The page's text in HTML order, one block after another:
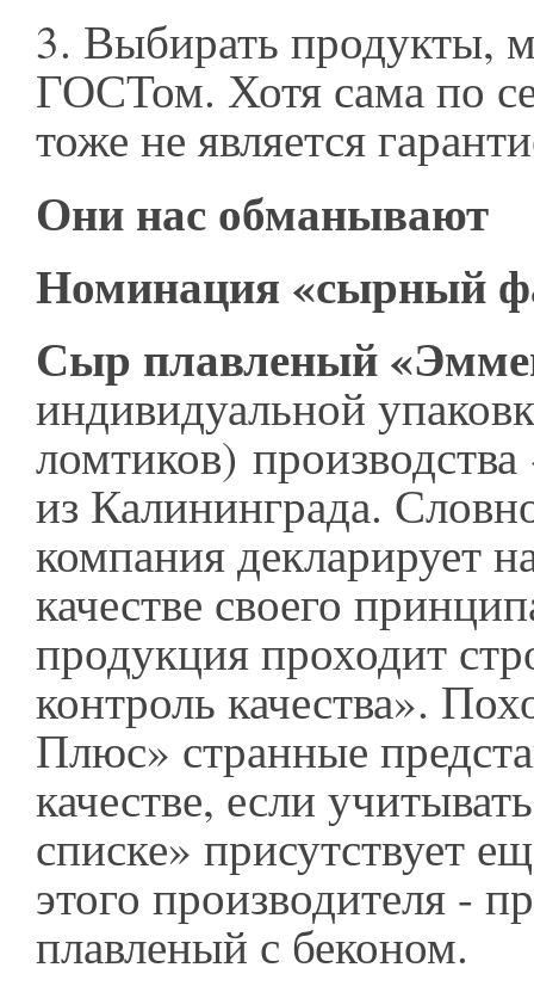
3. Выбирать продукты,
ГОСТом. Хотя сама по
тоже не является
Они нас обманывают
Номинация «сырный
Сыр плавленый
индивидуальной
ломтиков)
из Калининграда.
компания декларирует
качестве своего
продукция проходит
контроль качества».
Плюс» странные
качестве, если
списке» присутствует
этого производителя -
плавленый с беконом.